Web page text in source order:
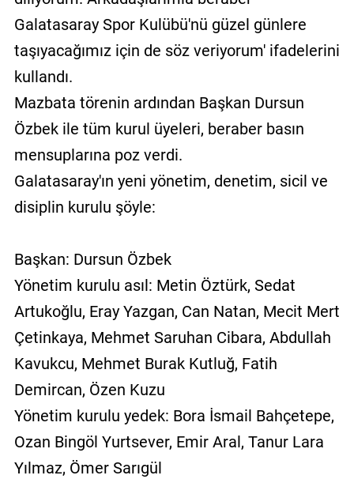
Galatasaray Spor Kulübü'nü güzel günlere
taşıyacağımız için de söz veriyorum' ifadelerini
kullandı.
Mazbata törenin ardından Başkan Dursun
Özbek ile tüm kurul üyeleri, beraber basın
mensuplarına poz verdi.
Galatasaray'ın yeni yönetim, denetim, sicil ve
disiplin kurulu şöyle:
Başkan: Dursun Özbek
Yönetim kurulu asıl: Metin Öztürk, Sedat
Artukoğlu, Eray Yazgan, Can Natan, Mecit Mert
Çetinkaya, Mehmet Saruhan Cibara, Abdullah
Kavukcu, Mehmet Burak Kutluğ, Fatih
Demircan, Özen Kuzu
Yönetim kurulu yedek: Bora İsmail Bahçetepe,
Ozan Bingöl Yurtsever, Emir Aral, Tanur Lara
Yılmaz, Ömer Sarıgül